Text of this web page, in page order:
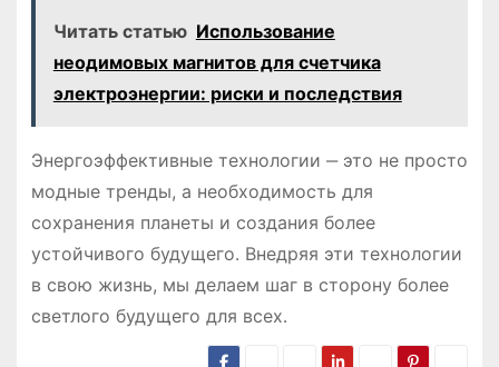
Читать статью Использование
неодимовых магнитов для счетчика
электроэнергии: риски и последствия
Энергоэффективные технологии ‒ это не просто
модные тренды, а необходимость для
сохранения планеты и создания более
устойчивого будущего․ Внедряя эти технологии
в свою жизнь, мы делаем шаг в сторону более
светлого будущего для всех․